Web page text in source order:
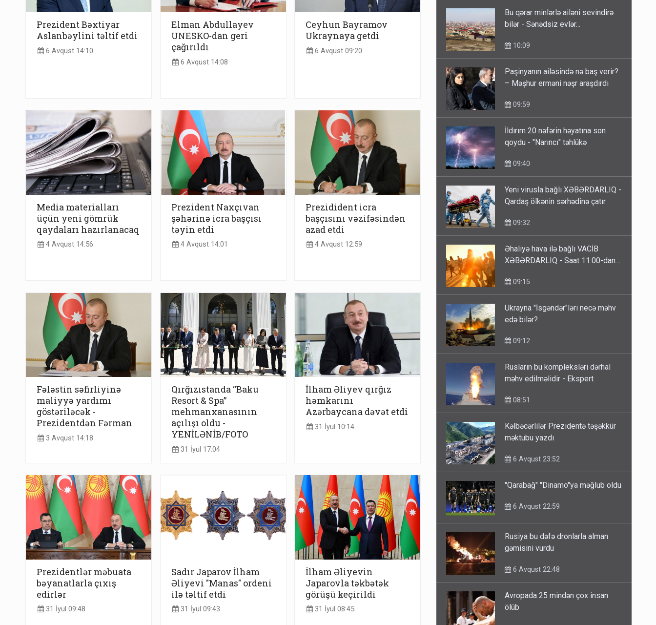
Prezident Bəxtiyar
Aslanbəylini təltif etdi
6 Avqust 14:10
Elman Abdullayev
UNESKO-dan geri
çağırıldı
6 Avqust 14:08
Ceyhun Bayramov
Ukraynaya getdi
6 Avqust 09:20
Media materialları
üçün yeni gömrük
qaydaları hazırlanacaq
4 Avqust 14:56
Prezident Naxçıvan
şəhərinə icra başçısı
təyin etdi
4 Avqust 14:01
Prezidident icra
başçısını vəzifəsindən
azad etdi
4 Avqust 12:59
Fələstin səfirliyinə
maliyyə yardımı
göstəriləcək -
Prezidentdən Fərman
3 Avqust 14:18
Qırğızıstanda “Baku
Resort & Spa”
mehmanxanasının
açılışı oldu -
YENİLƏNİB/FOTO
31 İyul 17:04
İlham Əliyev qırğız
həmkarını
Azərbaycana dəvət etdi
31 İyul 10:14
Prezidentlər məbuata
bəyanatlarla çıxış
edirlər
31 İyul 09:48
Sadır Japarov İlham
Əliyevi "Manas" ordeni
ilə təltif etdi
31 İyul 09:43
İlham Əliyevin
Japarovla təkbətək
görüşü keçirildi
31 İyul 08:45
Bu qərar minlərlə ailəni sevindirə
bilər - Sənədsiz evlər...
10:09
Paşinyanın ailəsində nə baş verir?
– Məşhur erməni nəşr araşdırdı
09:59
İldırım 20 nəfərin həyatına son
qoydu - "Narıncı" təhlükə
09:40
Yeni virusla bağlı XƏBƏRDARLIQ -
Qardaş ölkənin sərhədinə çatır
09:32
Əhaliyə hava ilə bağlı VACİB
XƏBƏRDARLIQ - Saat 11:00-dan…
09:15
Ukrayna "İsgəndər"ləri necə məhv
edə bilər?
09:12
Rusların bu kompleksləri dərhal
məhv edilməlidir - Ekspert
08:51
Kəlbəcərlilər Prezidentə təşəkkür
məktubu yazdı
6 Avqust 23:52
"Qarabağ" "Dinamo"ya məğlub oldu
6 Avqust 22:59
Rusiya bu dəfə dronlarla alman
gəmisini vurdu
6 Avqust 22:48
Avropada 25 mindən çox insan
ölüb